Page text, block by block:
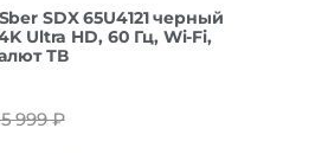
SDX 65U4121 черный
Ultra HD, 60 Гц, Wi-Fi,
ТВ
999₽